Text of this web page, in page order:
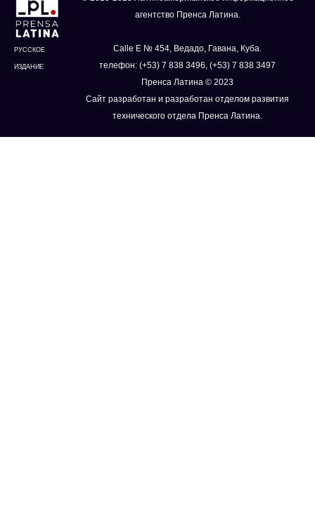
РУССКОЕ
ИЗДАНИЕ
агентство Пренса Латина.
Calle E № 454, Ведадо, Гавана, Куба.
телефон: (+53) 7 838 3496, (+53) 7 838 3497
Пренса Латина © 2023
Сайт разработан и разработан отделом развития
технического отдела Пренса Латина.